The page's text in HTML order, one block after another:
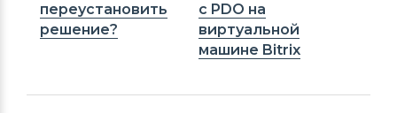
переустановить
решение?
с PDO на
виртуальной
машине Bitrix